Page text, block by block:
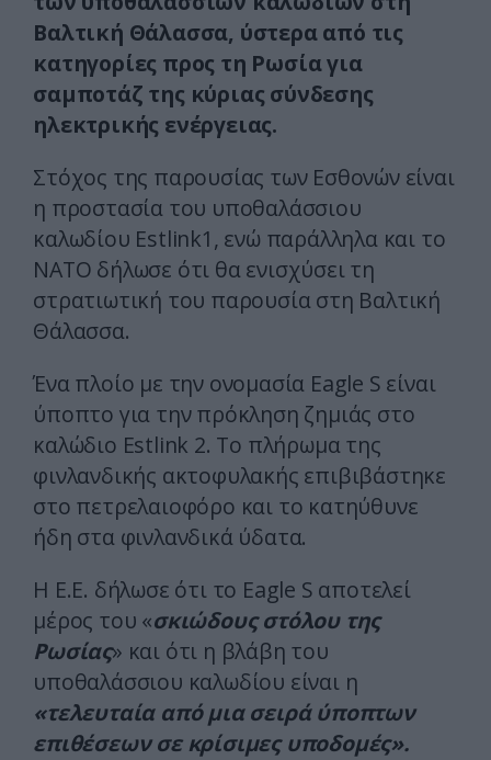
Βαλτική Θάλασσα, ύστερα από τις
κατηγορίες προς τη Ρωσία για
σαμποτάζ της κύριας σύνδεσης
ηλεκτρικής ενέργειας.
Στόχος της παρουσίας των Εσθονών είναι
η προστασία του υποθαλάσσιου
καλωδίου Estlink1, ενώ παράλληλα και το
ΝΑΤΟ δήλωσε ότι θα ενισχύσει τη
στρατιωτική του παρουσία στη Βαλτική
Θάλασσα.
Ένα πλοίο με την ονομασία Eagle S είναι
ύποπτο για την πρόκληση ζημιάς στο
καλώδιο Estlink 2. Το πλήρωμα της
φινλανδικής ακτοφυλακής επιβιβάστηκε
στο πετρελαιοφόρο και το κατηύθυνε
ήδη στα φινλανδικά ύδατα.
Η Ε.Ε. δήλωσε ότι το Eagle S αποτελεί
μέρος του «σκιώδους στόλου της
Ρωσίας» και ότι η βλάβη του
υποθαλάσσιου καλωδίου είναι η
«τελευταία από μια σειρά ύποπτων
επιθέσεων σε κρίσιμες υποδομές».